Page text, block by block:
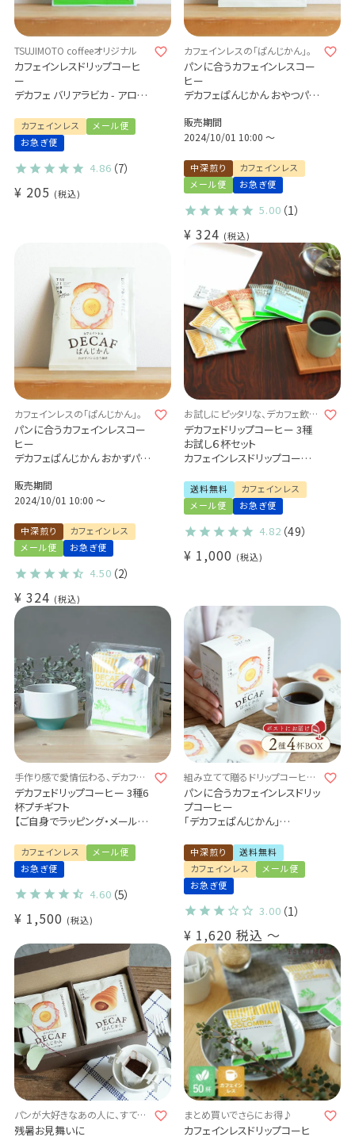
TSUJIMOTO coffeeオリジナル
カフェインレスドリップコーヒ
ー
デカフェ バリアラビカ - アロナ
カフェインレス
メール便
お急ぎ便
4.86 （7）
¥ 205 税込
カフェインレスの「ぱんじかん」。
パンに合うカフェインレスコー
ヒー
デカフェぱんじかん おやつパン
1杯分（11g）メキシコ エル・トリ
ウンフォ
販売期間
2024/10/01 10:00〜
中深煎り
カフェインレス
メール便
お急ぎ便
5.00 （1）
¥ 324 税込
カフェインレスの「ぱんじかん」。
パンに合うカフェインレスコー
ヒー
デカフェぱんじかん おかずパン
1杯分（11g）デカフェ ブラジル
キャラメラード
販売期間
2024/10/01 10:00 〜
中深煎り
カフェインレス
メール便
お急ぎ便
4.50 （2）
¥ 324 税込
お試しにピッタリな、デカフェ飲み
比べセット♪
デカフェドリップコーヒー 3種
お試し６杯セット
カフェインレスドリップコーヒ
送料無料
カフェインレス
メール便
お急ぎ便
4.82 （49）
¥ 1,000 税込
手作り感で愛情伝わる、デカフェ
プチギフト♪
デカフェドリップコーヒー 3種6
杯プチギフト
【ご自身でラッピング・メール
カフェインレスドリップコーヒ
ー
（代引き・同梱不可)
カフェインレス
メール便
お急ぎ便
4.60 （5）
¥ 1,500 税込
組み立てて贈るドリップコーヒー
4杯ギフト♪
パンに合うカフェインレスドリッ
プコーヒー
「デカフェぱんじかん」
立てキット
プチギフト メール便 送料無料
ご自身で作るキットをお届け♪
おかずパンに合う珈琲
おやつパンに合う珈琲
中深煎り
送料無料
カフェインレス
メール便
お急ぎ便
3.00 （1）
¥ 1,620 税込 〜
パンが大好きなあの人に、すてき
なマリアージュを届けませんか？
残暑お見舞いに
まとめ買いでさらにお得♪
カフェインレスドリップコーヒ